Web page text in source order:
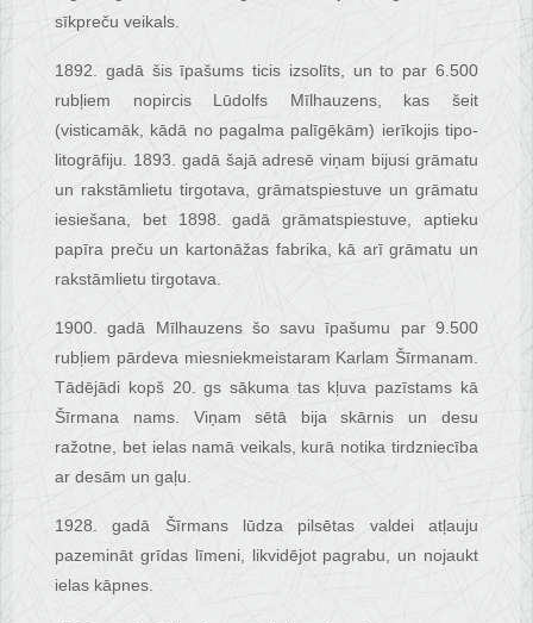
sīkpreču veikals.
1892. gadā šis īpašums ticis izsolīts, un to par 6.500
rubļiem nopircis Lūdolfs Mīlhauzens, kas šeit
(visticamāk, kādā no pagalma palīgēkām) ierīkojis tipo-
litogrāfiju. 1893. gadā šajā adresē viņam bijusi grāmatu
un rakstāmlietu tirgotava, grāmatspiestuve un grāmatu
iesiešana, bet 1898. gadā grāmatspiestuve, aptieku
papīra preču un kartonāžas fabrika, kā arī grāmatu un
rakstāmlietu tirgotava.
1900. gadā Mīlhauzens šo savu īpašumu par 9.500
rubļiem pārdeva miesniekmeistaram Karlam Šīrmanam.
Tādējādi kopš 20. gs sākuma tas kļuva pazīstams kā
Šīrmana nams. Viņam sētā bija skārnis un desu
ražotne, bet ielas namā veikals, kurā notika tirdzniecība
ar desām un gaļu.
1928. gadā Šīrmans lūdza pilsētas valdei atļauju
pazemināt grīdas līmeni, likvidējot pagrabu, un nojaukt
ielas kāpnes.